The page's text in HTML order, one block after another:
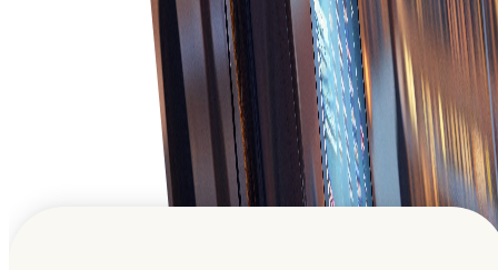
Ένα παγκόσμιο επιχειρηματικό δίκτυο
Εμπνέοντας την επόμενη γενιά και ενισχύοντας την